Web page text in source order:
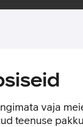
vaja
teenuse
HERO 25K on
Logitech G
hübriidlülitid
ilma